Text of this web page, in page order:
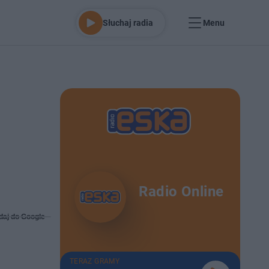
Słuchaj radia Menu
do Google
Radio Online
TERAZ GRAMY